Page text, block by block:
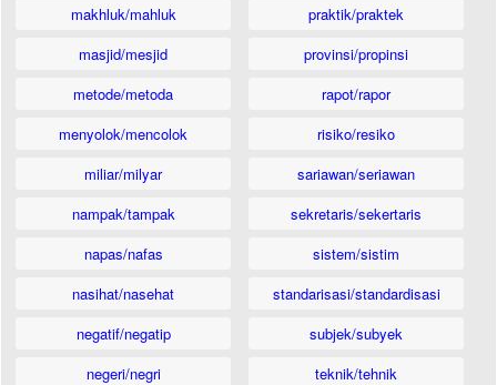
makhluk/mahluk
masjid/mesjid
metode/metoda
menyolok/mencolok
miliar/milyar
nampak/tampak
napas/nafas
nasihat/nasehat
negatif/negatip
negeri/negri
praktik/praktek
provinsi/propinsi
rapot/rapor
risiko/resiko
sariawan/seriawan
sekretaris/sekertaris
sistem/sistim
standarisasi/standardisasi
subjek/subyek
teknik/tehnik